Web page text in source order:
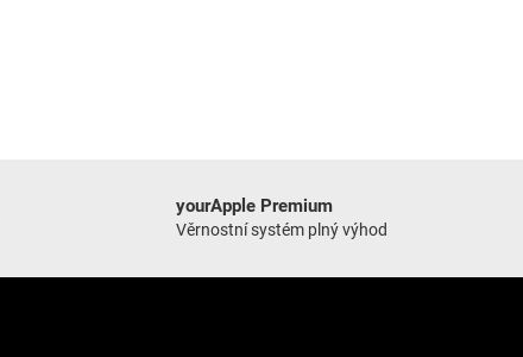
yourApple Premium
Věrnostní systém plný výhod